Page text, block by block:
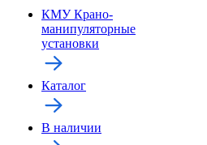
КМУ Крано-
манипуляторные
установки
Каталог
В наличии